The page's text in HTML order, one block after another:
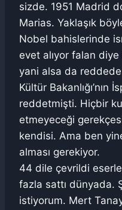
sizde. 1951 Madrid
Marias. Yaklaşık
Nobel bahislerinde
evet alıyor falan
yani alsa da
Kültür Bakanlığı’nın
reddetmişti. Hiçbir
etmeyeceği
kendisi. Ama ben
alması gerekiyor.
44 dile çevrildi
fazla sattı dünyada.
istiyorum. Mert